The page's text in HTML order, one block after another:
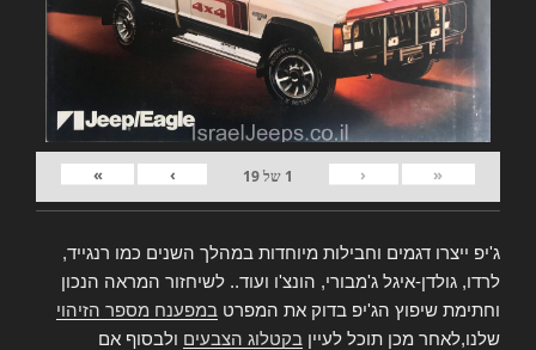
«
‹
1 של19
›
»
ג'יפ ייצרו דגמים וחבילות מיוחדות במהלך השנים כמו רנגייד,
לרדו, גולדן-איגל ג'מבורי, הונצ'ו ועוד.. לשיחזור המראה הנכון
וחתימת שיפוץ הג'יפ בדוק את המפרט במפענח מספר הזיהוי
שלנו,לאחר מכן תוכל לעיין בקטלוג הצבעים ולבסוף אם